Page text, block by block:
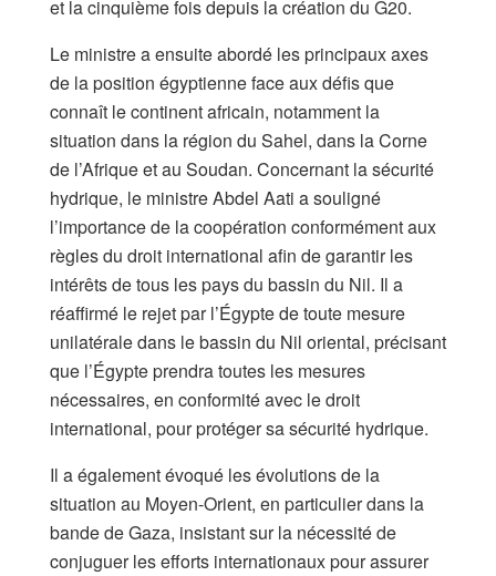
et la cinquième fois depuis la création du G20.
Le ministre a ensuite abordé les principaux axes
de la position égyptienne face aux défis que
connaît le continent africain, notamment la
situation dans la région du Sahel, dans la Corne
de l’Afrique et au Soudan. Concernant la sécurité
hydrique, le ministre Abdel Aati a souligné
l’importance de la coopération conformément aux
règles du droit international afin de garantir les
intérêts de tous les pays du bassin du Nil. Il a
réaffirmé le rejet par l’Égypte de toute mesure
unilatérale dans le bassin du Nil oriental, précisant
que l’Égypte prendra toutes les mesures
nécessaires, en conformité avec le droit
international, pour protéger sa sécurité hydrique.
Il a également évoqué les évolutions de la
situation au Moyen-Orient, en particulier dans la
bande de Gaza, insistant sur la nécessité de
conjuguer les efforts internationaux pour assurer